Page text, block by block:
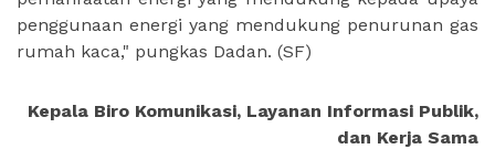
penggunaan energi yang mendukung penurunan gas
rumah kaca," pungkas Dadan. (SF)
Kepala Biro Komunikasi, Layanan Informasi Publik,
dan Kerja Sama